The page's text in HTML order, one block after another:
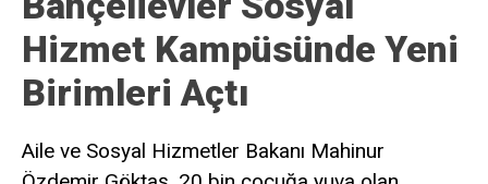
Hizmet Kampüsünde Yeni
Birimleri Açtı
Aile ve Sosyal Hizmetler Bakanı Mahinur